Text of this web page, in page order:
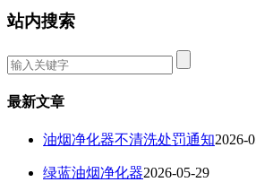
站内搜索
最新文章
油烟净化器不清洗处罚通知2026-
绿蓝油烟净化器2026-05-29